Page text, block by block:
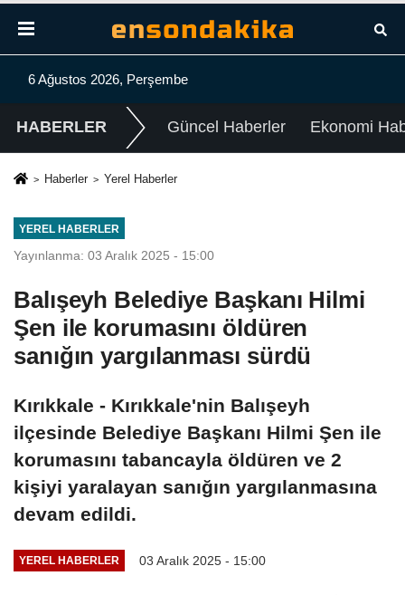
6 Ağustos 2026, Perşembe
HABERLER Güncel Haberler Ekonomi
Haberler Yerel Haberler
YEREL HABERLER
Yayınlanma: 03 Aralık 2025 - 15:00
Balışeyh Belediye Başkanı Hilmi
Şen ile korumasını öldüren
sanığın yargılanması sürdü
Kırıkkale - Kırıkkale'nin Balışeyh
ilçesinde Belediye Başkanı Hilmi Şen ile
korumasını tabancayla öldüren ve 2
kişiyi yaralayan sanığın yargılanmasına
devam edildi.
YEREL HABERLER 03 Aralık 2025 - 15:00